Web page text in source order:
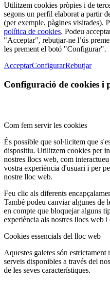
Utilitzem cookies pròpies i de
segons un perfil elaborat a partir
(per exemple, pàgines visitades).
política de cookies. Podeu
"Acceptar", rebutjar-ne l’ús
les prement el botó "Configurar".
AcceptarConfigurarRebutjar
Configuració de cookies i
Com fem servir les cookies
És possible que sol·licitem que
dispositiu. Utilitzem cookies per
nostres llocs web, com
vostra experiència d'usuari i per
nostre lloc web.
Feu clic als diferents
També podeu canviar algunes de
en compte que bloquejar alguns
experiència als nostres llocs web
Cookies essencials del lloc web
Aquestes galetes són estrictament
serveis disponibles a través del
de les seves característiques.